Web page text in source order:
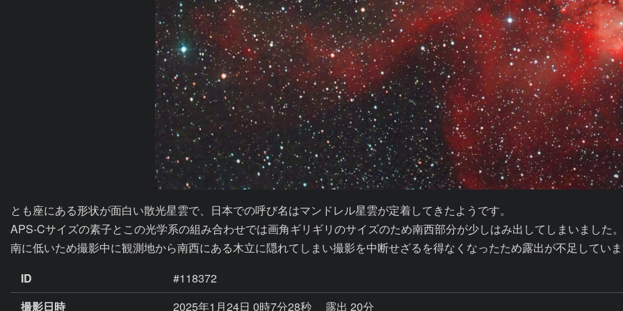
とも座にある形状が面白い散光星雲で、日本での呼び名はマンドレル星雲が定着してきたようです。
APS-Cサイズの素子とこの光学系の組み合わせでは画角ギリギリのサイズのため南西部分が少しはみ出してしまいました。
南に低いため撮影中に観測地から南西にある木立に隠れてしまい撮影を中断せざるを得なくなったため露出が不足してい
ID
#118372
撮影日時
2025年1月24日 0時7分28秒 露出 20分